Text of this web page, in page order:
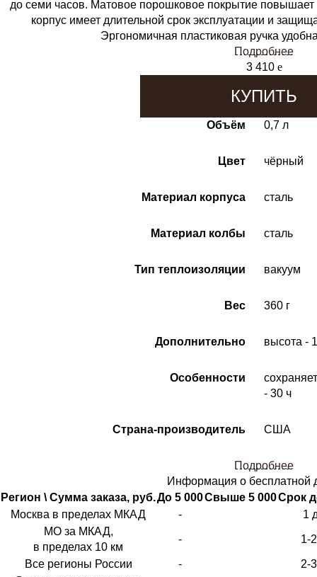
до семи часов. Матовое порошковое покрытие повышает
корпус имеет длительной срок эксплуатации и
Эргономичная пластиковая ручка
Подробнее
3 410 e
КУПИТЬ
Объём 0,7 л
Цвет чёрный
Материал корпуса сталь
Материал колбы сталь
Тип теплоизоляции вакуум
Вес 360 г
Дополнительно высота -
Особенности
- 30 ч
Страна-производитель США
Подробнее
Информация о бесплатной
Регион \ Сумма заказа, руб.До 5 000Свыше 5 000Срок
Москва в пределах МКАД
-
1
МО за МКАД,
в пределах 10 км
- 1-
Все регионы России -
2-